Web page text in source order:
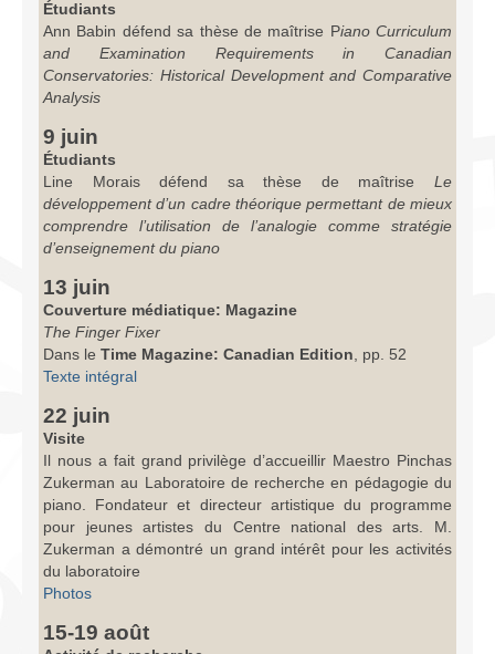
Étudiants
Ann Babin défend sa thèse de maîtrise Piano Curriculum
and Examination Requirements in Canadian
Conservatories: Historical Development and Comparative
Analysis
9 juin
Étudiants
Line Morais défend sa thèse de maîtrise Le
développement d’un cadre théorique permettant de mieux
comprendre l’utilisation de l’analogie comme stratégie
d’enseignement du piano
13 juin
Couverture médiatique: Magazine
The Finger Fixer
Dans le Time Magazine: Canadian Edition, pp. 52
Texte intégral
22 juin
Visite
Il nous a fait grand privilège d’accueillir Maestro Pinchas
Zukerman au Laboratoire de recherche en pédagogie du
piano. Fondateur et directeur artistique du programme
pour jeunes artistes du Centre national des arts. M.
Zukerman a démontré un grand intérêt pour les activités
du laboratoire
Photos
15-19 août